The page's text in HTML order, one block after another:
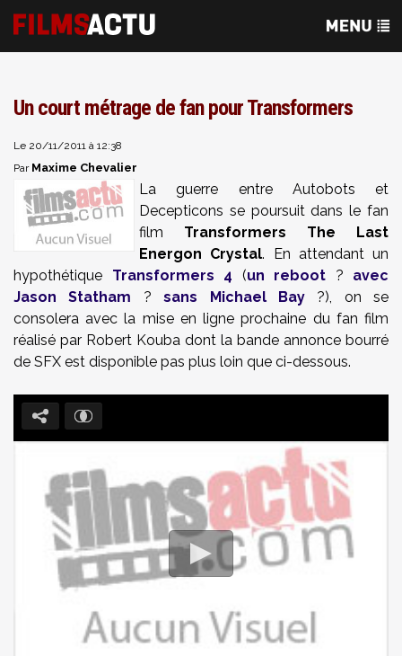
Un court métrage de fan pour Transformers
Le 20/11/2011 à 12:38
Par Maxime Chevalier
La guerre entre Autobots et
Decepticons se poursuit dans le fan
film Transformers The Last
Energon Crystal. En attendant un
hypothétique Transformers 4 (un reboot ? avec
Jason Statham ?sans Michael Bay?), on se
consolera avec la mise en ligne prochaine du fan film
réalisé par Robert Kouba dont la bande annonce bourré
de SFX est disponible pas plus loin que ci-dessous.